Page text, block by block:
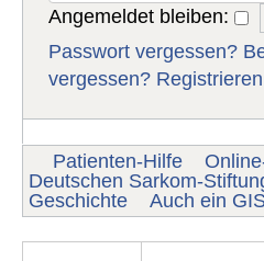
Angemeldet bleiben:
Passwort vergessen?
vergessen? Registrieren
Patienten-Hilfe
Deutschen Sarkom-
Geschichte
Auch ein